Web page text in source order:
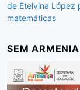
de Etelvina López
matemáticas
SEM ARMENIA